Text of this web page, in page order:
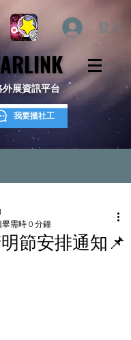
登入
外展資訊平台
我要搵社工
節安排通知📌
畢需時 0 分鐘